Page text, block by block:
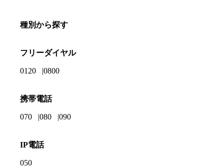
種別から探す
フリーダイヤル
0120 0800
携帯電話
070 080 090
IP電話
050